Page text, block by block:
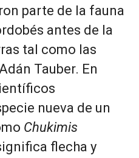
parte de la fauna
antes de la
tal como las
Tauber. En
nueva de un
Chukimis
flecha y